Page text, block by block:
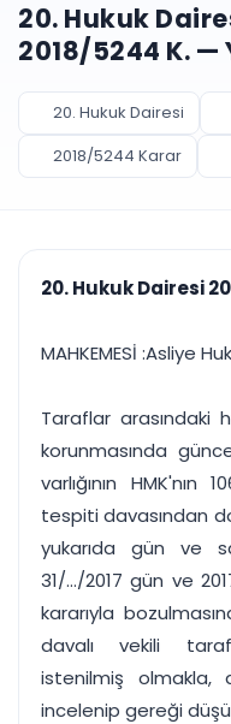
UETS
Tebligatları
PLANLAMA &
Pano ve
Duruşma ve
takvimi
Bildirim
Süreleri asla
Tek panelde uçtan
UYAP & UETS
Tüm özellikleri
Ücretsiz
20. Hukuk
2018/5244 K. —
20. Hukuk Dairesi
2018/5244 Karar
20. Hukuk Dairesi
MAHKEMESİ :Asliye
Taraflar arasındaki
korunmasında
varlığının
tespiti davasından
yukarıda gün ve
31/.../2017 gün ve
kararıyla
davalı vekili
istenilmiş olmakla,
incelenip gereği